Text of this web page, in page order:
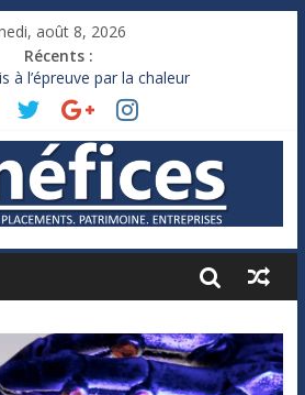
août 8, 2026
Récents :
à l’épreuve par la chaleur
de droits de douane déjà remboursés
recule sur l’impôt
qui ne touche presque rien
vers l’étranger